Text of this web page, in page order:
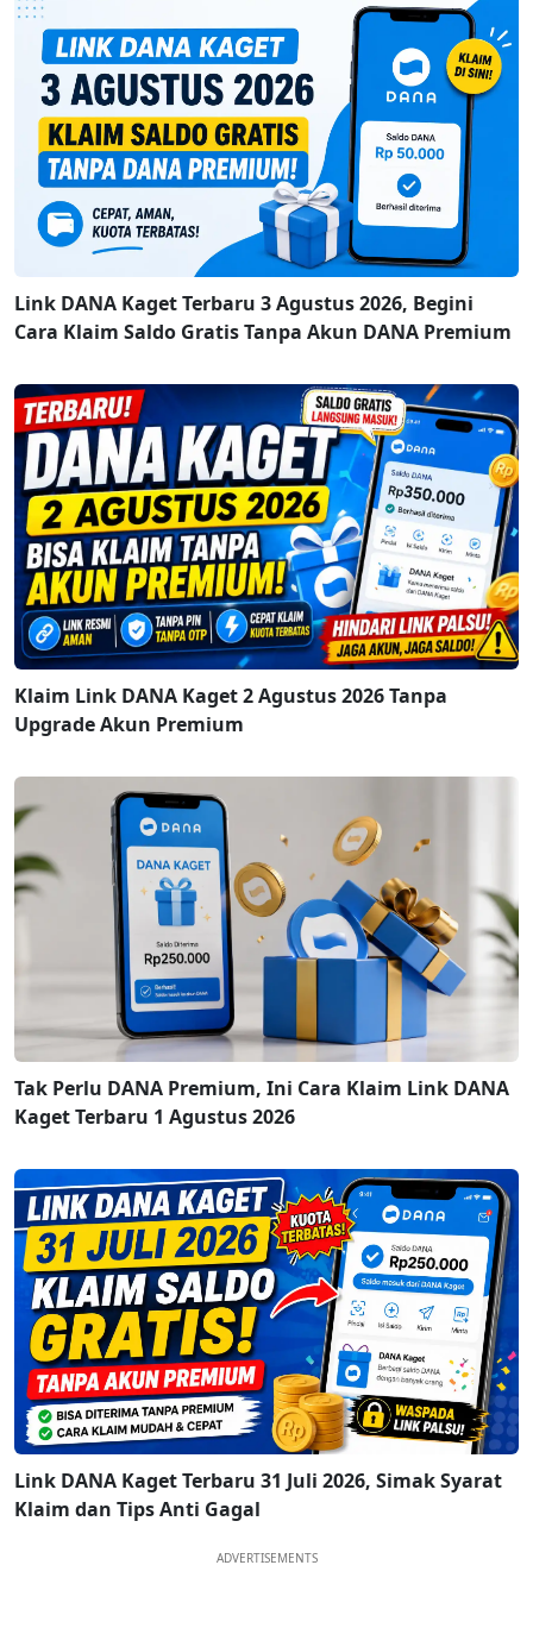
Link DANA Kaget Terbaru 3 Agustus 2026, Begini
Cara Klaim Saldo Gratis Tanpa Akun DANA Premium
Klaim Link DANA Kaget 2 Agustus 2026 Tanpa
Upgrade Akun Premium
Tak Perlu DANA Premium, Ini Cara Klaim Link DANA
Kaget Terbaru 1 Agustus 2026
Link DANA Kaget Terbaru 31 Juli 2026, Simak Syarat
Klaim dan Tips Anti Gagal
ADVERTISEMENTS